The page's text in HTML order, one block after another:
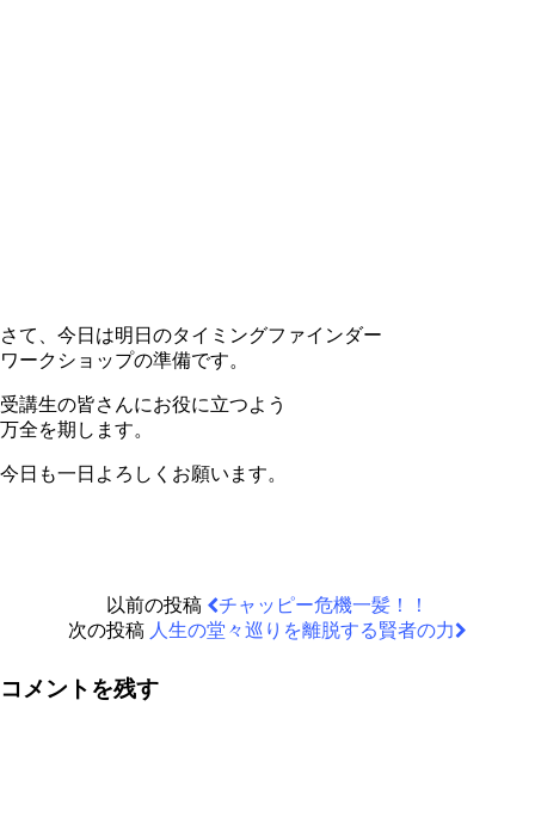
さて、今日は明日のタイミングファインダー
ワークショップの準備です。
受講生の皆さんにお役に立つよう
万全を期します。
今日も一日よろしくお願います。
以前の投稿
チャッピー危機一髪！！
次の投稿 人生の堂々巡りを離脱する賢者の力
コメントを残す